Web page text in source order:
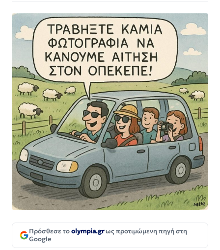
Πρόσθεσε τοolympia.grως προτιμώμενη πηγή στη
Google